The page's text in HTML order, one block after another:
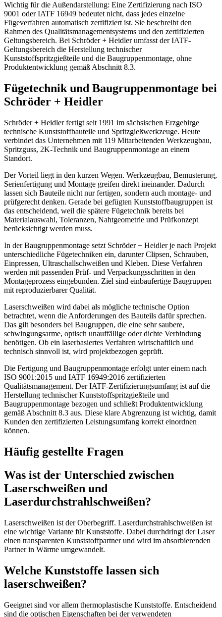
Wichtig für die Außendarstellung: Eine Zertifizierung nach ISO
9001 oder IATF 16949 bedeutet nicht, dass jedes einzelne
Fügeverfahren automatisch zertifiziert ist. Sie beschreibt den
Rahmen des Qualitätsmanagementsystems und den zertifizierten
Geltungsbereich. Bei Schröder + Heidler umfasst der IATF-
Geltungsbereich die Herstellung technischer
Kunststoffspritzgießteile und die Baugruppenmontage, ohne
Produktentwicklung gemäß Abschnitt 8.3.
Fügetechnik und Baugruppenmontage bei
Schröder + Heidler
Schröder + Heidler fertigt seit 1991 im sächsischen Erzgebirge
technische Kunststoffbauteile und Spritzgießwerkzeuge. Heute
verbindet das Unternehmen mit 119 Mitarbeitenden Werkzeugbau,
Spritzguss, 2K-Technik und Baugruppenmontage an einem
Standort.
Der Vorteil liegt in den kurzen Wegen. Werkzeugbau, Bemusterung,
Serienfertigung und Montage greifen direkt ineinander. Dadurch
lassen sich Bauteile nicht nur fertigen, sondern auch montage- und
prüfgerecht denken. Gerade bei gefügten Kunststoffbaugruppen ist
das entscheidend, weil die spätere Fügetechnik bereits bei
Materialauswahl, Toleranzen, Nahtgeometrie und Prüfkonzept
berücksichtigt werden muss.
In der Baugruppenmontage setzt Schröder + Heidler je nach Projekt
unterschiedliche Fügetechniken ein, darunter Clipsen, Schrauben,
Einpressen, Ultraschallschweißen und Kleben. Diese Verfahren
werden mit passenden Prüf- und Verpackungsschritten in den
Montageprozess eingebunden. Ziel sind einbaufertige Baugruppen
mit reproduzierbarer Qualität.
Laserschweißen wird dabei als mögliche technische Option
betrachtet, wenn die Anforderungen des Bauteils dafür sprechen.
Das gilt besonders bei Baugruppen, die eine sehr saubere,
schwingungsarme, optisch unauffällige oder dichte Verbindung
benötigen. Ob ein laserbasiertes Verfahren wirtschaftlich und
technisch sinnvoll ist, wird projektbezogen geprüft.
Die Fertigung und Baugruppenmontage erfolgt unter einem nach
ISO 9001:2015 und IATF 16949:2016 zertifizierten
Qualitätsmanagement. Der IATF-Zertifizierungsumfang ist auf die
Herstellung technischer Kunststoffspritzgießteile und
Baugruppenmontage bezogen und schließt Produktentwicklung
gemäß Abschnitt 8.3 aus. Diese klare Abgrenzung ist wichtig, damit
Kunden den zertifizierten Leistungsumfang korrekt einordnen
können.
Häufig gestellte Fragen
Was ist der Unterschied zwischen
Laserschweißen und
Laserdurchstrahlschweißen?
Laserschweißen ist der Oberbegriff. Laserdurchstrahlschweißen ist
eine wichtige Variante für Kunststoffe. Dabei durchdringt der Laser
einen transparenten Kunststoffpartner und wird im absorbierenden
Partner in Wärme umgewandelt.
Welche Kunststoffe lassen sich
laserschweißen?
Geeignet sind vor allem thermoplastische Kunststoffe. Entscheidend
sind die optischen Eigenschaften bei der verwendeten